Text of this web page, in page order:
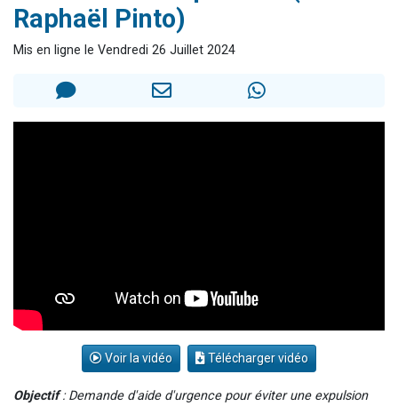
2 nouvelles musiques dans Torah-Box Music
4 personnes viennent de nous rejoindre sur WhatsApp
Raphaël Pinto)
Mis en ligne le Vendredi 26 Juillet 2024
Voir la vidéo Télécharger vidéo
Objectif: Demande d'aide d'urgence pour éviter une expulsion